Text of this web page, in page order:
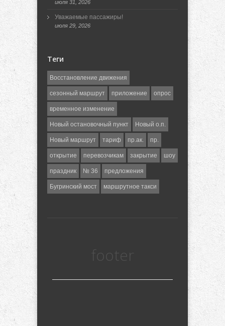
июля 31, 2026
Уважаемые пассажиры!
июля 29, 2026
Теги
Восстановление движения
сезонный маршрут приложение опрос
временное изменение
Новый остановочный пункт Новый о.п.
Новый маршрут тариф пр.ак. пр.
открытие перевозчикам закрытие шоу
праздник № 36 предложения
Бугринский мост маршрутное такси
footer